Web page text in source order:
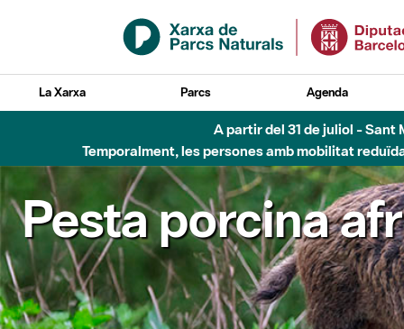
Salta al contingut principal
La Xarxa Parcs Agenda
A partir del 31 de juliol -
Temporalment, les persones amb mobilitat
Pesta porcina